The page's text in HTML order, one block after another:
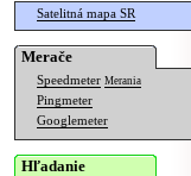
Satelitná mapa SR
Merače
Speedmeter Merania
Pingmeter
Googlemeter
Hľadanie